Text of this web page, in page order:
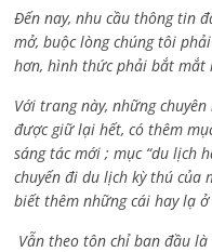
Đến nay, nhu cầu thông tin
mở, buộc lòng chúng tôi
hơn, hình thức phải bắt mắt
Với trang này, những
được giữ lại hết, có thêm
sáng tác mới ; mục “du lịch
chuyến đi du lịch kỳ thú của
biết thêm những cái hay lạ
Vẫn theo tôn chỉ ban đầu là